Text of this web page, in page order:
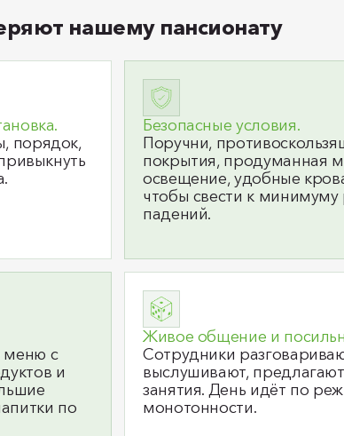
нашему пансионату
порядок,
Безопасные условия.
Поручни,
покрытия, продуманная
освещение, удобные
чтобы свести к минимуму
падений.
меню с
и
по
Живое общение и
Сотрудники
выслушивают,
занятия. День идёт по
монотонности.